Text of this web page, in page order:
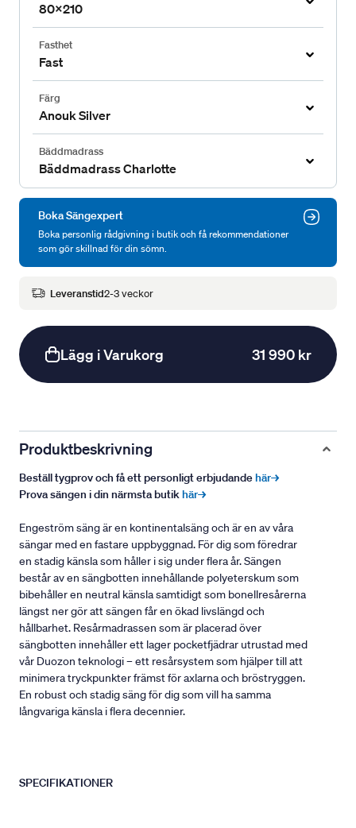
80x210
Fasthet
Fast
Färg
Anouk Silver
Bäddmadrass
Bäddmadrass Charlotte
Boka Sängexpert
Boka personlig rådgivning i butik och få rekommendationer
som gör skillnad för din sömn.
Leveranstid2-3 veckor
Lägg i Varukorg 31 990 kr
Produktbeskrivning
Beställ tygprov och få ett personligt erbjudandehär→
Prova sängen i din närmsta butikhär→
Engeström säng är en kontinentalsäng och är en av våra
sängar med en fastare uppbyggnad. För dig som föredrar
en stadig känsla som håller i sig under flera år. Sängen
består av en sängbotten innehållande polyeterskum som
bibehåller en neutral känsla samtidigt som bonellresårerna
längst ner gör att sängen får en ökad livslängd och
hållbarhet. Resårmadrassen som är placerad över
sängbotten innehåller ett lager pocketfjädrar utrustad med
vår Duozon teknologi – ett resårsystem som hjälper till att
minimera tryckpunkter främst för axlarna och bröstryggen.
En robust och stadig säng för dig som vill ha samma
långvariga känsla i flera decennier.
SPECIFIKATIONER